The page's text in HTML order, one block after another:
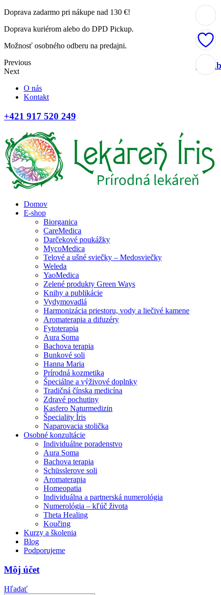
Doprava zadarmo pri nákupe nad 130 €!
Doprava kuriérom alebo do DPD Pickup.
Možnosť osobného odberu na predajni.
Previous
Next
O nás
Kontakt
+421 917 520 249
Domov
E-shop
Biorganica
CareMedica
Darčekové poukážky
MycoMedica
Telové a ušné sviečky – Medosviečky
Weleda
YaoMedica
Zelené produkty Green Ways
Knihy a publikácie
Vydymovadlá
Harmonizácia priestoru, vody a liečivé kamene
Aromaterapia a difuzéry
Fytoterapia
Aura Soma
Bachova terapia
Bunkové soli
Hanna Maria
Prírodná kozmetika
Špeciálne a výživové doplnky
Tradičná čínska medicína
Zdravé pochutiny
Kasfero Naturmedizin
Špeciality Íris
Naparovacia stolička
Osobné konzultácie
Individuálne poradenstvo
Aura Soma
Bachova terapia
Schüsslerove soli
Aromaterapia
Homeopatia
Individuálna a partnerská numerológia
Numerológia – kľúč života
Theta Healing
Koučing
Kurzy a školenia
Blog
Podporujeme
Môj účet
Hľadať